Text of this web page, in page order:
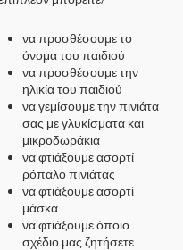
να προσθέσουμε το
όνομα του παιδιού
να προσθέσουμε την
ηλικία του παιδιού
να γεμίσουμε την πινιάτα
σας με γλυκίσματα και
μικροδωράκια
να φτιάξουμε ασορτί
ρόπαλο πινιάτας
να φτιάξουμε ασορτί
μάσκα
να φτιάξουμε όποιο
σχέδιο μας ζητήσετε